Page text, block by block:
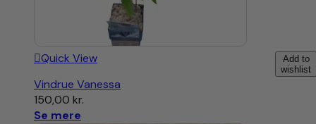
Add to
wishlist
Quick View
Vindrue Vanessa
150,00 kr.
Se mere